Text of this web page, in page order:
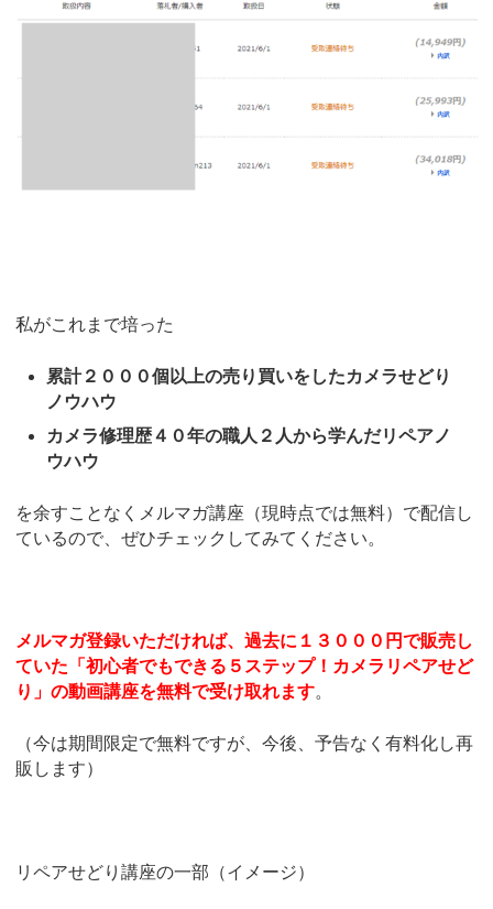
私がこれまで培った
累計２０００個以上の売り買いをしたカメラせどり
ノウハウ
カメラ修理歴４０年の職人２人から学んだリペアノ
ウハウ
を余すことなくメルマガ講座（現時点では無料）で配信し
ているので、ぜひチェックしてみてください。
メルマガ登録いただければ、過去に１３０００円で販売し
ていた「初心者でもできる５ステップ！カメラリペアせど
り」の動画講座を無料で受け取れます。
（今は期間限定で無料ですが、今後、予告なく有料化し再
販します）
リペアせどり講座の一部（イメージ）